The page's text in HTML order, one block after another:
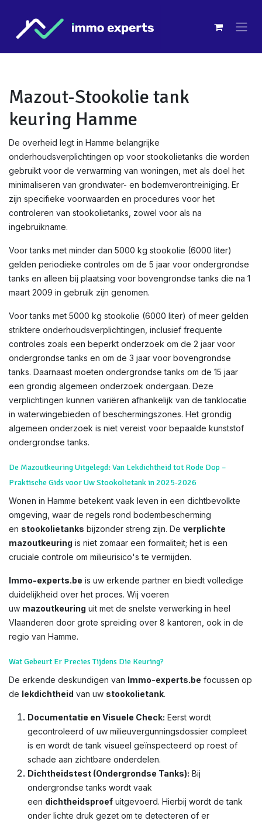
Mazout-Stookolie tank
keuring Hamme
De overheid legt in Hamme belangrijke
onderhoudsverplichtingen op voor stookolietanks die worden
gebruikt voor de verwarming van woningen, met als doel het
minimaliseren van grondwater- en bodemverontreiniging. Er
zijn specifieke voorwaarden en procedures voor het
controleren van stookolietanks, zowel voor als na
ingebruikname.
Voor tanks met minder dan 5000 kg stookolie (6000 liter)
gelden periodieke controles om de 5 jaar voor ondergrondse
tanks en alleen bij plaatsing voor bovengrondse tanks die na 1
maart 2009 in gebruik zijn genomen.
Voor tanks met 5000 kg stookolie (6000 liter) of meer gelden
striktere onderhoudsverplichtingen, inclusief frequente
controles zoals een beperkt onderzoek om de 2 jaar voor
ondergrondse tanks en om de 3 jaar voor bovengrondse
tanks. Daarnaast moeten ondergrondse tanks om de 15 jaar
een grondig algemeen onderzoek ondergaan. Deze
verplichtingen kunnen variëren afhankelijk van de tanklocatie
in waterwingebieden of beschermingszones. Het grondig
algemeen onderzoek is niet vereist voor bepaalde kunststof
ondergrondse tanks.
De Mazoutkeuring Uitgelegd: Van Lekdichtheid tot Rode Dop –
Praktische Gids voor Uw Stookolietank in 2025-2026
Wonen in Hamme betekent vaak leven in een dichtbevolkte
omgeving, waar de regels rond bodembescherming
en stookolietanks bijzonder streng zijn. De verplichte
mazoutkeuring is niet zomaar een formaliteit; het is een
cruciale controle om milieurisico's te vermijden.
Immo-experts.be is uw erkende partner en biedt volledige
duidelijkheid over het proces. Wij voeren
uw mazoutkeuring uit met de snelste verwerking in heel
Vlaanderen door grote spreiding over 8 kantoren, ook in de
regio van Hamme.
Wat Gebeurt Er Precies Tijdens Die Keuring?
De erkende deskundigen van Immo-experts.be focussen op
de lekdichtheid van uw stookolietank.
Documentatie en Visuele Check: Eerst wordt
gecontroleerd of uw milieuvergunningsdossier compleet
is en wordt de tank visueel geïnspecteerd op roest of
schade aan zichtbare onderdelen.
Dichtheidstest (Ondergrondse Tanks): Bij
ondergrondse tanks wordt vaak
een dichtheidsproef uitgevoerd. Hierbij wordt de tank
onder lichte druk gezet om te detecteren of er